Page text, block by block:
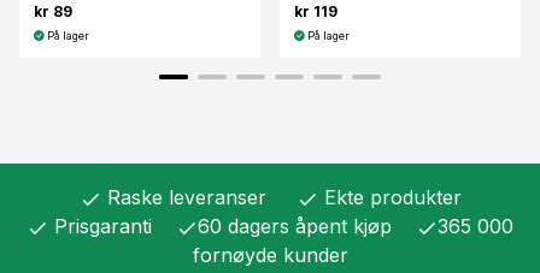
kr 89
På lager
kr 119
På lager
check Raske leveranser check Ekte produkter
check Prisgaranti check60 dagers åpent kjøp check365 000
fornøyde kunder